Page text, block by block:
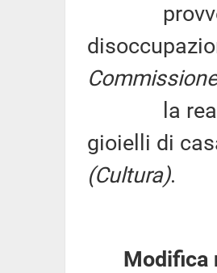
la
gioielli di
(Cultura).
Modifica